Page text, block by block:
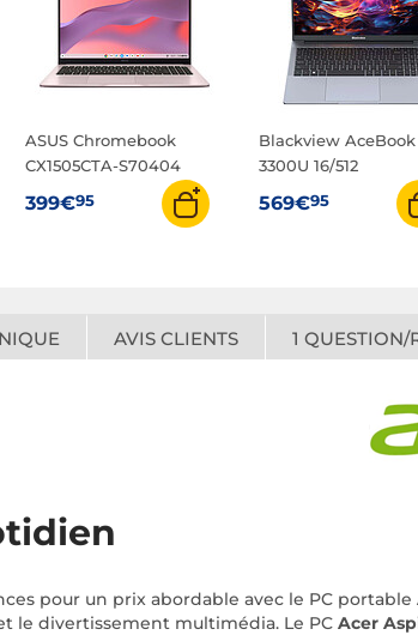
ASUS Chromebook
CX1505CTA-S70404
399€95
Blackview AceBook
3300U 16/512
569€95
AVIS CLIENTS 1 QUESTION/
pour un prix abordable avec le PC portable
le divertissement multimédia. Le PC Acer